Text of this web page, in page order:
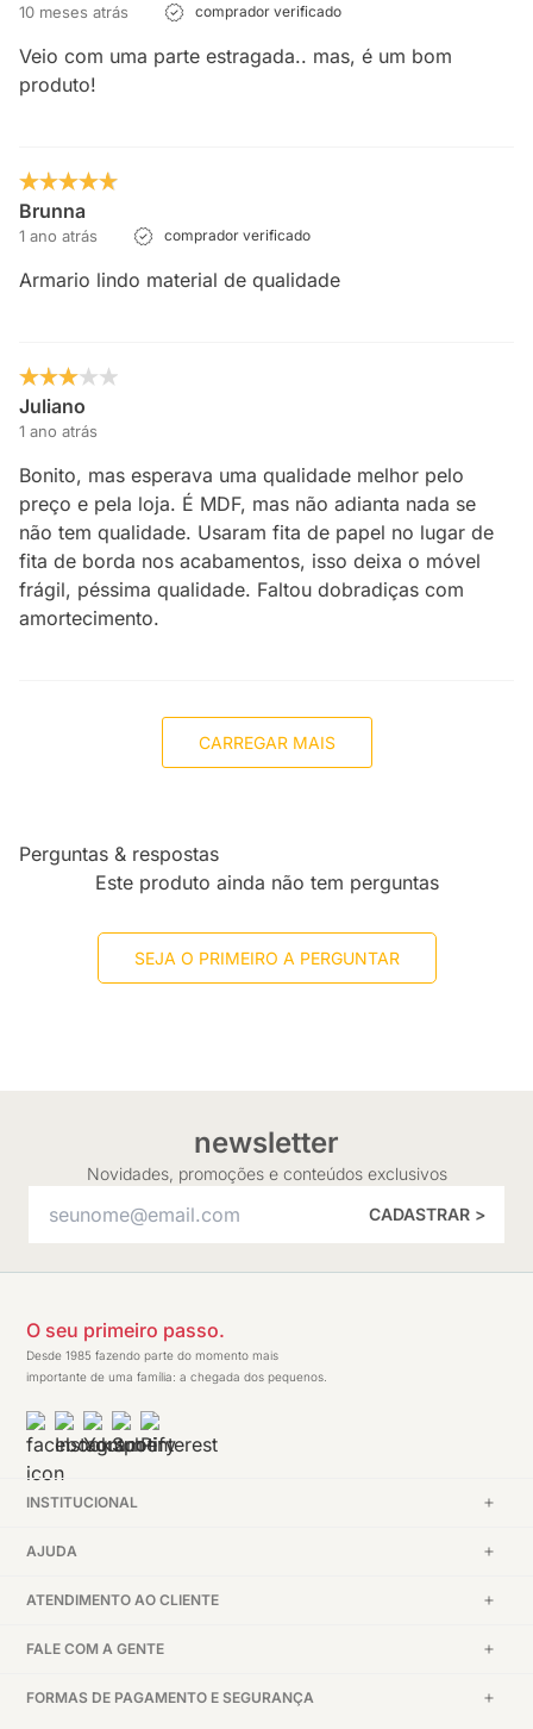
10 meses atrás comprador verificado
Veio com uma parte estragada.. mas, é um bom
produto!
Brunna
1 ano atrás comprador verificado
Armario lindo material de qualidade
Juliano
1 ano atrás
Bonito, mas esperava uma qualidade melhor pelo
preço e pela loja. É MDF, mas não adianta nada se
não tem qualidade. Usaram fita de papel no lugar de
fita de borda nos acabamentos, isso deixa o móvel
frágil, péssima qualidade. Faltou dobradiças com
amortecimento.
CARREGAR MAIS
Perguntas & respostas
Este produto ainda não tem perguntas
SEJA O PRIMEIRO A PERGUNTAR
newsletter
Novidades, promoções e conteúdos exclusivos
CADASTRAR >
O seu primeiro passo.
Desde 1985 fazendo parte do momento mais
importante de uma família: a chegada dos pequenos.
INSTITUCIONAL
AJUDA
ATENDIMENTO AO CLIENTE
FALE COM A GENTE
FORMAS DE PAGAMENTO E SEGURANÇA